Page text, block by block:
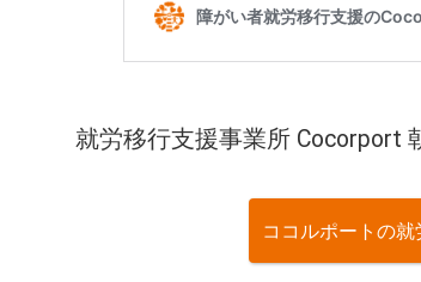
就労移行支援事業所 Cocorport
ココルポートの就